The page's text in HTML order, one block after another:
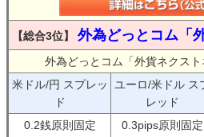
【総合3位】 外為どっとコム「
外為どっとコム「外貨ネクス
米ドル/円 スプレッ
ド
ユーロ/米ドル ス
レッド
0.2銭原則固定 0.3pips原則固定